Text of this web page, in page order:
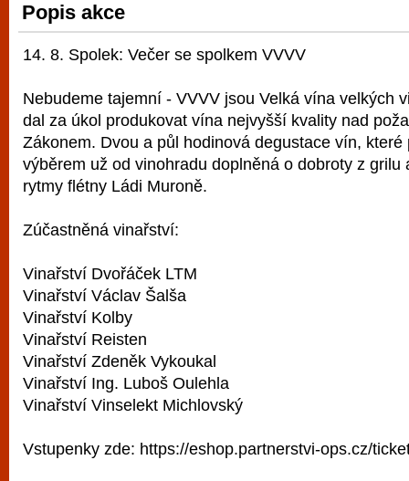
Popis akce
14. 8. Spolek: Večer se spolkem VVVV
Nebudeme tajemní - VVVV jsou Velká vína velkých
dal za úkol produkovat vína nejvyšší kvality nad
Zákonem. Dvou a půl hodinová degustace vín, které
výběrem už od vinohradu doplněná o dobroty z grilu
rytmy flétny Ládi Muroně.
Zúčastněná vinařství:
Vinařství Dvořáček LTM
Vinařství Václav Šalša
Vinařství Kolby
Vinařství Reisten
Vinařství Zdeněk Vykoukal
Vinařství Ing. Luboš Oulehla
Vinařství Vinselekt Michlovský
Vstupenky zde: https://eshop.partnerstvi-ops.cz/
vyzkoušet různé kasinové hry. V
metropoli naleznete širokou nabídku her
po moderní automaty jak pro pravidelné
příležitostné hráče. V...